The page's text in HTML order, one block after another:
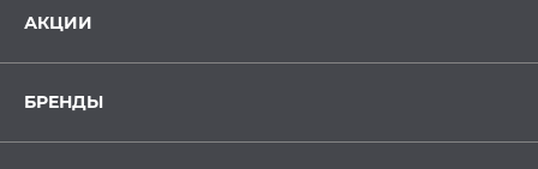
АКЦИИ
БРЕНДЫ